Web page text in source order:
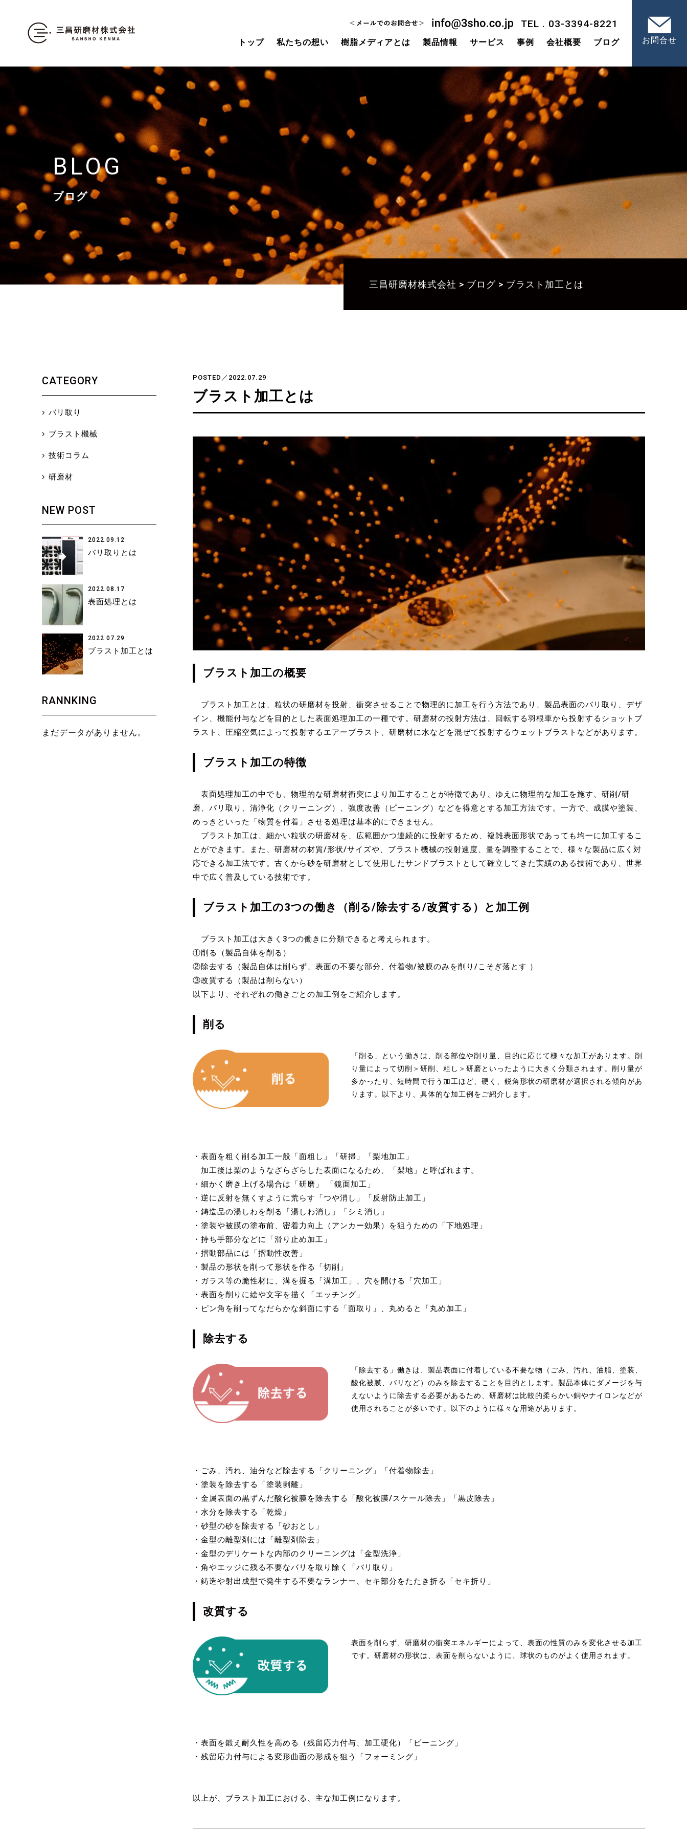
TEL . 03-3394-8221
トップ 私たちの想い 樹脂メディアとは 製品情報 サービス 事例 会社概要 ブログ お問合せ
BLOG
ブログ
三昌研磨材株式会社 > ブログ > ブラスト加工とは
POSTED／2022.07.29
ブラスト加工とは
ブラスト加工の概要
ブラスト加工とは、粒状の研磨材を投射、衝突させることで物理的に加工を行う方法であり、製品表面のバリ取り、デザ
イン、機能付与などを目的とした表面処理加工の一種です。研磨材の投射方法は、回転する羽根車から投射するショットブ
ラスト、圧縮空気によって投射するエアーブラスト、研磨材に水などを混ぜて投射するウェットブラストなどがあります。
ブラスト加工の特徴
表面処理加工の中でも、物理的な研磨材衝突により加工することが特徴であり、ゆえに物理的な加工を施す、研削/研
磨、バリ取り、清浄化（クリーニング）、強度改善（ピーニング）などを得意とする加工方法です。一方で、成膜や塗装、
めっきといった「物質を付着」させる処理は基本的にできません。
ブラスト加工は、細かい粒状の研磨材を、広範囲かつ連続的に投射するため、複雑表面形状であっても均一に加工するこ
とができます。また、研磨材の材質/形状/サイズや、ブラスト機械の投射速度、量を調整することで、様々な製品に広く対
応できる加工法です。古くから砂を研磨材として使用したサンドブラストとして確立してきた実績のある技術であり、世界
中で広く普及している技術です。
ブラスト加工の3つの働き（削る/除去する/改質する）と加工例
ブラスト加工は大きく3つの働きに分類できると考えられます。
①削る（製品自体を削る）
②除去する（製品自体は削らず、表面の不要な部分、付着物/被膜のみを削り/こそぎ落とす ）
③改質する（製品は削らない）
以下より、それぞれの働きごとの加工例をご紹介します。
削る
「削る」という働きは、削る部位や削り量、目的に応じて様々な加工があります。削
り量によって切削＞研削、粗し＞研磨といったように大きく分類されます。削り量が
多かったり、短時間で行う加工ほど、硬く、鋭角形状の研磨材が選択される傾向があ
ります。以下より、具体的な加工例をご紹介します。
・表面を粗く削る加工一般「面粗し」「研掃」「梨地加工」
加工後は梨のようなざらざらした表面になるため、「梨地」と呼ばれます。
・細かく磨き上げる場合は「研磨」 「鏡面加工」
・逆に反射を無くすように荒らす「つや消し」「反射防止加工」
・鋳造品の湯しわを削る「湯しわ消し」「シミ消し」
・塗装や被膜の塗布前、密着力向上（アンカー効果）を狙うための「下地処理」
・持ち手部分などに「滑り止め加工」
・摺動部品には「摺動性改善」
・製品の形状を削って形状を作る「切削」
・ガラス等の脆性材に、溝を掘る「溝加工」、穴を開ける「穴加工」
・表面を削りに絵や文字を描く「エッチング」
・ピン角を削ってなだらかな斜面にする「面取り」、丸めると「丸め加工」
除去する
「除去する」働きは、製品表面に付着している不要な物（ごみ、汚れ、油脂、塗装、
酸化被膜、バリなど）のみを除去することを目的とします。製品本体にダメージを与
えないように除去する必要があるため、研磨材は比較的柔らかい銅やナイロンなどが
使用されることが多いです。以下のように様々な用途があります。
・ごみ、汚れ、油分など除去する「クリーニング」「付着物除去」
・塗装を除去する「塗装剥離」
・金属表面の黒ずんだ酸化被膜を除去する「酸化被膜/スケール除去」「黒皮除去」
・水分を除去する「乾燥」
・砂型の砂を除去する「砂おとし」
・金型の離型剤には「離型剤除去」
・金型のデリケートな内部のクリーニングは「金型洗浄」
・角やエッジに残る不要なバリを取り除く「バリ取り」
・鋳造や射出成型で発生する不要なランナー、セキ部分をたたき折る「セキ折り」
改質する
表面を削らず、研磨材の衝突エネルギーによって、表面の性質のみを変化させる加工
です。研磨材の形状は、表面を削らないように、球状のものがよく使用されます。
・表面を鍛え耐久性を高める（残留応力付与、加工硬化）「ピーニング」
・残留応力付与による変形曲面の形成を狙う「フォーミング」
以上が、ブラスト加工における、主な加工例になります。
CATEGORY
バリ取り
ブラスト機械
技術コラム
研磨材
NEW POST
2022.09.12
バリ取りとは
2022.08.17
表面処理とは
2022.07.29
ブラスト加工とは
RANNKING
まだデータがありません。